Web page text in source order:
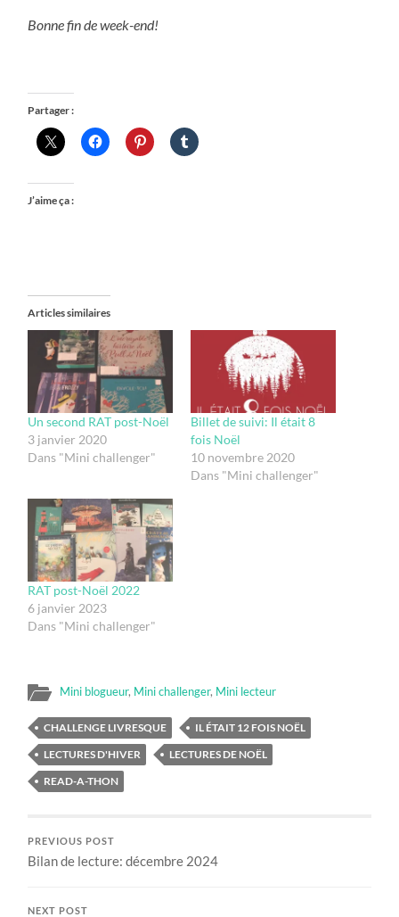
Bonne fin de week-end!
Partager :
J’aime ça :
Articles similaires
Un second RAT post-Noël
3 janvier 2020
Dans "Mini challenger"
Billet de suivi: Il était 8
fois Noël
10 novembre 2020
Dans "Mini challenger"
RAT post-Noël 2022
6 janvier 2023
Dans "Mini challenger"
Mini blogueur, Mini challenger, Mini lecteur
CHALLENGE LIVRESQUE
IL ÉTAIT 12 FOIS NOËL
LECTURES D'HIVER
LECTURES DE NOËL
READ-A-THON
PREVIOUS POST
Bilan de lecture: décembre 2024
NEXT POST